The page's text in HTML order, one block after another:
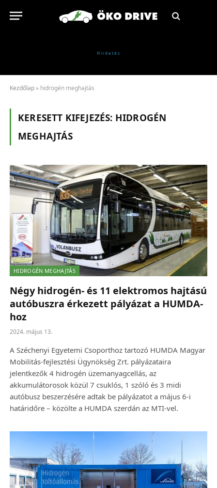
Kezdőlap » hidrogén meghajtás
KERESETT KIFEJEZÉS: HIDROGÉN
MEGHAJTÁS
HIDROGÉN MEGHAJTÁS
Négy hidrogén- és 11 elektromos hajtású
autóbuszra érkezett pályázat a HUMDA-
hoz
2024. május 13.
A Széchenyi Egyetemi Csoporthoz tartozó HUMDA Magyar
Mobilitás-fejlesztési Ügynökség Zrt. pályázataira
jelentkezők 4 hidrogén üzemanyagcellás, az
akkumulátorosok közül 7 csuklós, 1 szóló és 3 midi
autóbusz beszerzésére adtak be pályázatot a május 6-i
határidőre – közölte a HUMDA szerdán az MTI-vel.